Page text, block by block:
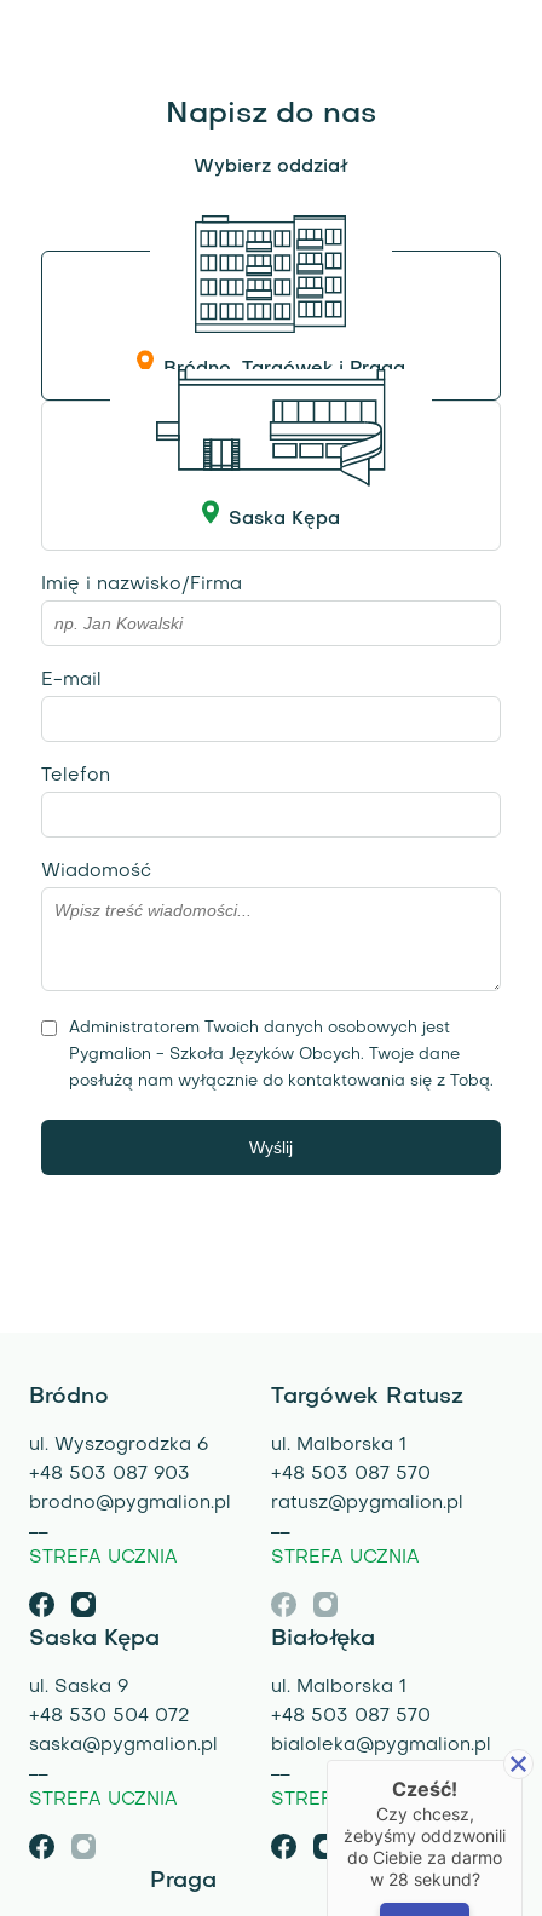
Napisz do nas
Wybierz oddział
Bródno, Targówek i Praga
Saska Kępa
Imię i nazwisko/Firma
E-mail
Telefon
Wiadomość
Administratorem Twoich danych osobowych jest
Pygmalion - Szkoła Języków Obcych. Twoje dane
posłużą nam wyłącznie do kontaktowania się z Tobą.
Wyślij
Bródno
ul. Wyszogrodzka 6
+48 503 087 903
brodno@pygmalion.pl
STREFA UCZNIA
Targówek Ratusz
ul. Malborska 1
+48 503 087 570
ratusz@pygmalion.pl
STREFA UCZNIA
Saska Kępa
ul. Saska 9
+48 530 504 072
saska@pygmalion.pl
STREFA UCZNIA
Białołęka
ul. Malborska 1
+48 503 087 570
bialoleka@pygmalion.pl
STREFA UCZNIA
Praga
Cześć!
Czy chcesz,
żebyśmy oddzwonili
do Ciebie za darmo
w 28 sekund?